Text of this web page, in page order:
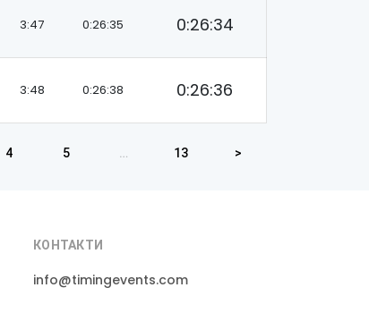
3:47 0:26:35 0:26:34
3:48 0:26:38 0:26:36
4 5 13 >
КОНТАКТИ
info@timingevents.com